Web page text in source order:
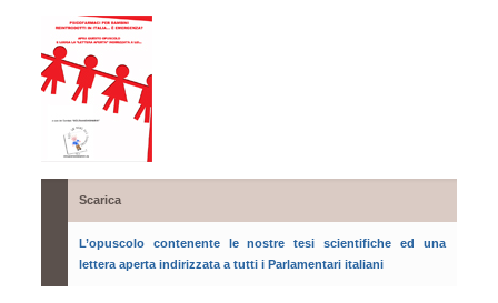
Scarica
L’opuscolo contenente le nostre tesi scientifiche ed una
lettera aperta indirizzata a tutti i Parlamentari italiani